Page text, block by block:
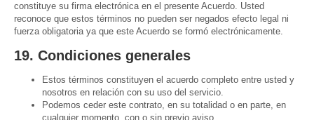
constituye su firma electrónica en el presente Acuerdo. Usted
reconoce que estos términos no pueden ser negados efecto legal ni
fuerza obligatoria ya que este Acuerdo se formó electrónicamente.
19. Condiciones generales
Estos términos constituyen el acuerdo completo entre usted y
nosotros en relación con su uso del servicio.
Podemos ceder este contrato, en su totalidad o en parte, en
cualquier momento, con o sin previo aviso.